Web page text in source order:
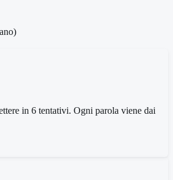
)
in 6 tentativi. Ogni parola viene dai